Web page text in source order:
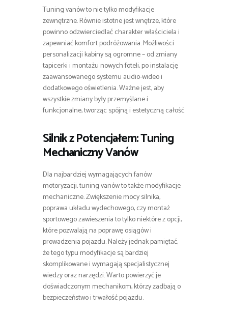
Tuning vanów to nie tylko modyfikacje
zewnętrzne. Równie istotne jest wnętrze, które
powinno odzwierciedlać charakter właściciela i
zapewniać komfort podróżowania. Możliwości
personalizacji kabiny są ogromne – od zmiany
tapicerki i montażu nowych foteli, po instalację
zaawansowanego systemu audio-wideo i
dodatkowego oświetlenia. Ważne jest, aby
wszystkie zmiany były przemyślane i
funkcjonalne, tworząc spójną i estetyczną całość.
Silnik z Potencjałem: Tuning
Mechaniczny Vanów
Dla najbardziej wymagających fanów
motoryzacji, tuning vanów to także modyfikacje
mechaniczne. Zwiększenie mocy silnika,
poprawa układu wydechowego, czy montaż
sportowego zawieszenia to tylko niektóre z opcji,
które pozwalają na poprawę osiągów i
prowadzenia pojazdu. Należy jednak pamiętać,
że tego typu modyfikacje są bardziej
skomplikowane i wymagają specjalistycznej
wiedzy oraz narzędzi. Warto powierzyć je
doświadczonym mechanikom, którzy zadbają o
bezpieczeństwo i trwałość pojazdu.